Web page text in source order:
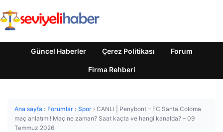
Güncel Haberler Çerez Politikası Forum
Firma Rehberi
Ana sayfa › Forumlar › Spor › CANLI | Penybont – FC Santa Coloma
maç anlatımı! Maç ne zaman? Saat kaçta ve hangi kanalda? – 09
Temmuz 2026